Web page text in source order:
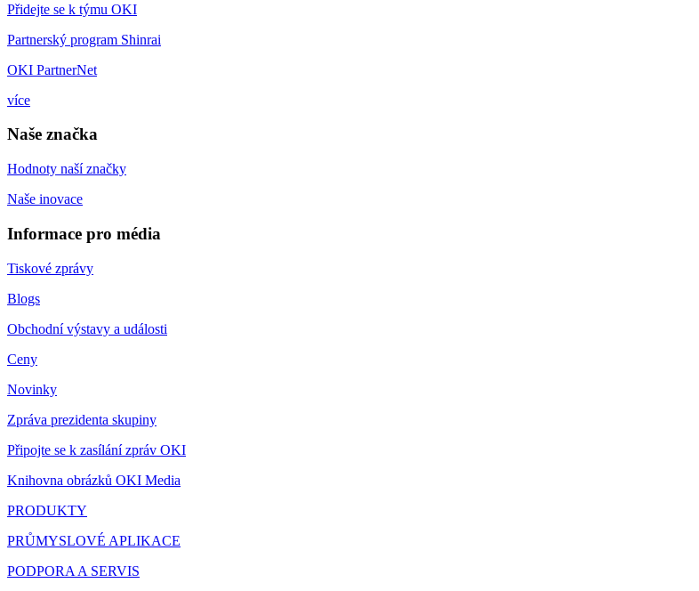
Přidejte se k týmu OKI
Partnerský program Shinrai
OKI PartnerNet
více
Naše značka
Hodnoty naší značky
Naše inovace
Informace pro média
Tiskové zprávy
Blogs
Obchodní výstavy a události
Ceny
Novinky
Zpráva prezidenta skupiny
Připojte se k zasílání zpráv OKI
Knihovna obrázků OKI Media
PRODUKTY
PRŮMYSLOVÉ APLIKACE
PODPORA A SERVIS